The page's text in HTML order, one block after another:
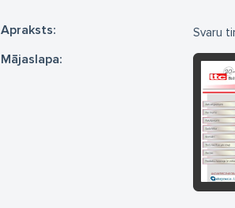
Apraksts: Svaru
Mājaslapa: